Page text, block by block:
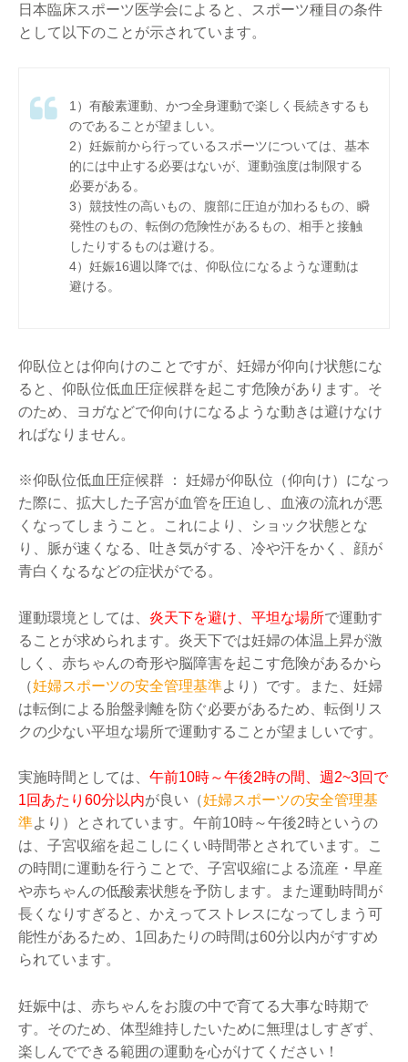
日本臨床スポーツ医学会によると、スポーツ種目の条件
として以下のことが示されています。
1）有酸素運動、かつ全身運動で楽しく長続きするも
のであることが望ましい。
2）妊娠前から行っているスポーツについては、基本
的には中止する必要はないが、運動強度は制限する
必要がある。
3）競技性の高いもの、腹部に圧迫が加わるもの、瞬
発性のもの、転倒の危険性があるもの、相手と接触
したりするものは避ける。
4）妊娠16週以降では、仰臥位になるような運動は
避ける。
仰臥位とは仰向けのことですが、妊婦が仰向け状態にな
ると、仰臥位低血圧症候群を起こす危険があります。そ
のため、ヨガなどで仰向けになるような動きは避けなけ
ればなりません。
※仰臥位低血圧症候群 ： 妊婦が仰臥位（仰向け）になっ
た際に、拡大した子宮が血管を圧迫し、血液の流れが悪
くなってしまうこと。これにより、ショック状態とな
り、脈が速くなる、吐き気がする、冷や汗をかく、顔が
青白くなるなどの症状がでる。
運動環境としては、 炎天下を避け、平坦な場所で運動す
ることが求められます。炎天下では妊婦の体温上昇が激
しく、赤ちゃんの奇形や脳障害を起こす危険があるから
（妊婦スポーツの安全管理基準より）です。また、妊婦
は転倒による胎盤剥離を防ぐ必要があるため、転倒リス
クの少ない平坦な場所で運動することが望ましいです。
実施時間としては、 午前10時～午後2時の間、週2~3回で
1回あたり60分以内が良い（妊婦スポーツの安全管理基
準より）とされています。午前10時～午後2時というの
は、子宮収縮を起こしにくい時間帯とされています。こ
の時間に運動を行うことで、子宮収縮による流産・早産
や赤ちゃんの低酸素状態を予防します。また運動時間が
長くなりすぎると、かえってストレスになってしまう可
能性があるため、1回あたりの時間は60分以内がすすめ
られています。
妊娠中は、赤ちゃんをお腹の中で育てる大事な時期で
す。そのため、体型維持したいために無理はしすぎず、
楽しんでできる範囲の運動を心がけてください！